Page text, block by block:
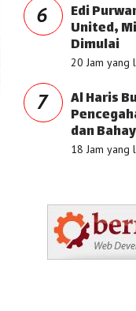
6 Edi
United,
Dimulai
20 Jam yang
7 Al Haris
dan
18 Jam yang